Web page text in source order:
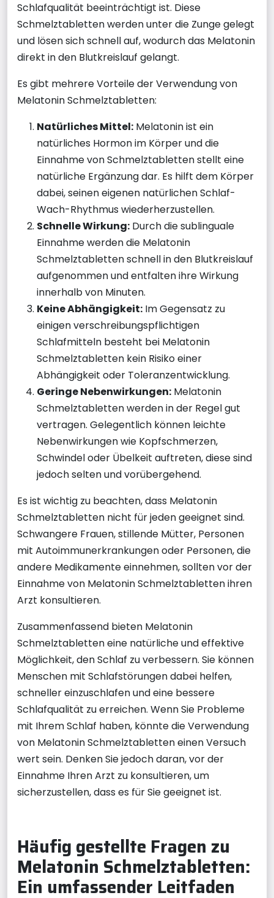
Schlafqualität beeinträchtigt ist. Diese
Schmelztabletten werden unter die Zunge gelegt
und lösen sich schnell auf, wodurch das Melatonin
direkt in den Blutkreislauf gelangt.
Es gibt mehrere Vorteile der Verwendung von
Melatonin Schmelztabletten:
Natürliches Mittel: Melatonin ist ein
natürliches Hormon im Körper und die
Einnahme von Schmelztabletten stellt eine
natürliche Ergänzung dar. Es hilft dem Körper
dabei, seinen eigenen natürlichen Schlaf-
Wach-Rhythmus wiederherzustellen.
Schnelle Wirkung: Durch die sublinguale
Einnahme werden die Melatonin
Schmelztabletten schnell in den Blutkreislauf
aufgenommen und entfalten ihre Wirkung
innerhalb von Minuten.
Keine Abhängigkeit: Im Gegensatz zu
einigen verschreibungspflichtigen
Schlafmitteln besteht bei Melatonin
Schmelztabletten kein Risiko einer
Abhängigkeit oder Toleranzentwicklung.
Geringe Nebenwirkungen: Melatonin
Schmelztabletten werden in der Regel gut
vertragen. Gelegentlich können leichte
Nebenwirkungen wie Kopfschmerzen,
Schwindel oder Übelkeit auftreten, diese sind
jedoch selten und vorübergehend.
Es ist wichtig zu beachten, dass Melatonin
Schmelztabletten nicht für jeden geeignet sind.
Schwangere Frauen, stillende Mütter, Personen
mit Autoimmunerkrankungen oder Personen, die
andere Medikamente einnehmen, sollten vor der
Einnahme von Melatonin Schmelztabletten ihren
Arzt konsultieren.
Zusammenfassend bieten Melatonin
Schmelztabletten eine natürliche und effektive
Möglichkeit, den Schlaf zu verbessern. Sie können
Menschen mit Schlafstörungen dabei helfen,
schneller einzuschlafen und eine bessere
Schlafqualität zu erreichen. Wenn Sie Probleme
mit Ihrem Schlaf haben, könnte die Verwendung
von Melatonin Schmelztabletten einen Versuch
wert sein. Denken Sie jedoch daran, vor der
Einnahme Ihren Arzt zu konsultieren, um
sicherzustellen, dass es für Sie geeignet ist.
Häufig gestellte Fragen zu
Melatonin Schmelztabletten:
Ein umfassender Leitfaden